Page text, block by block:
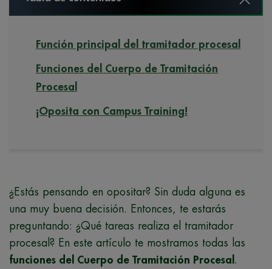
Función principal del tramitador procesal
Funciones del Cuerpo de Tramitación
Procesal
¡Oposita con Campus Training!
¿Estás pensando en opositar? Sin duda alguna es
una muy buena decisión. Entonces, te estarás
preguntando: ¿Qué tareas realiza el tramitador
procesal? En este artículo te mostramos todas las
funciones del Cuerpo de Tramitación Procesal